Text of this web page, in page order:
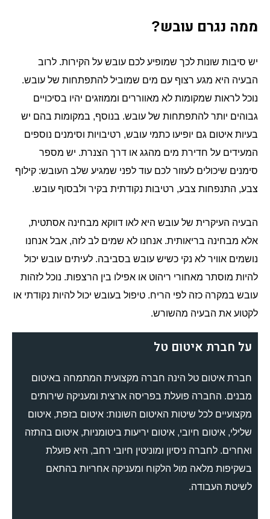
ממה נגרם עובש?
יש סיבות שונות לכך שמופיע לכם עובש על הקירות. לרוב
הבעיה היא מגע רצוף עם מים שמוביל להתפתחות של עובש.
נוכל לראות שמקומות לא מאווררים וממוזגים יהיו בסיכויים
גבוהים יותר להתפתחות של עובש. בנוסף, במקומות בהם יש
בעיות איטום גם יופיעו כתמי עובש, רטיבויות וסימנים נוספים
המעידים על חדירת מים מהגג או דרך הצנרת. יש מספר
סימנים שיכולים לעזור לכם עוד לפני שמגיע שלב העובש: קילוף
צבע, התנפחות צבע, רטיבות נקודתית בקיר ולבסוף עובש.
הבעיה העיקרית של עובש היא לאו דווקא מבחינה אסתטית,
אלא מבחינה בריאותית. אנחנו לא שמים לב לזה, אבל אנחנו
נושמים אוויר לא נקי כשיש עובש בסביבה. לעיתים עובש יכול
להיות מוסתר מאחורי ריהוט או אפילו בין הרצפות. נוכל לזהות
עובש במקרה כזה לפי הריח. טיפול בעובש יכול להיות נקודתי או
לקטוע את הבעיה מהשורש.
על חברת איטום טל
חברת איטום טל הינה חברה מקצועית המתמחה באיטום
מבנים. החברה פועלת בפריסה ארצית ומעניקה שירותים
מקצועיים לכל שיטות האיטום השונות: איטום בזפת, איטום
שלילי, איטום חיובי, איטום יריעות ביטומניות, איטום בהתזה
ואחרים. לחברה ניסיון ומוניטין חיובי רחב, היא פועלת
בשקיפות מלאה מול הלקוח ומעניקה אחריות בהתאם
לשיטת העבודה.